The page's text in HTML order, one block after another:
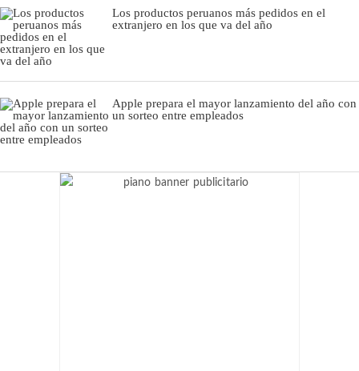
Los productos peruanos más pedidos en el
extranjero en los que va del año
Apple prepara el mayor lanzamiento del año con
un sorteo entre empleados